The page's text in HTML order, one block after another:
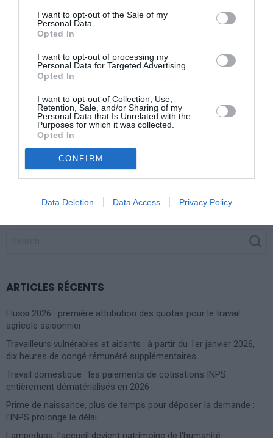
I want to opt-out of the Sale of my
Personal Data.
Opted In
I want to opt-out of processing my
Personal Data for Targeted Advertising.
Opted In
I want to opt-out of Collection, Use,
Retention, Sale, and/or Sharing of my
Personal Data that Is Unrelated with the
Purposes for which it was collected.
Opted In
CONFIRM
Data Deletion Data Access Privacy Policy
Egypte.
Previous article
LIGUE DES CHAMPIONS CAF: Coton Sport
de Garoua bat le Stade Malien (3 buts à
Next article
LIGUE DES CHAMPIONS CAF: Le WAC
(Maroc) baisse la tête devant Liga
Muçulmana (Mozambique) par 2 buts
ARTICLES RÉCENTS
Flussi 2026 : première attribution des quotas pour le travail
agricole saisonnier
Travailleurs vulnérables et aidants : à partir du 1er janvier 2026,
dix heures de congé rémunéré supplémentaires
Travail domestique : les paiements de cotisations INPS
entièrement dématérialisés en 2026
Prime de naissance, plus de temps pour déposer la demande :
l’INPS prolonge le délai
Lampedusa, l’accueil devient patrimoine de l’humanité